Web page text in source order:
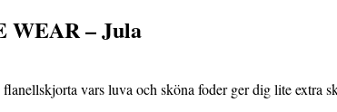
WEAR – Jula
vars luva och sköna foder ger dig lite extra